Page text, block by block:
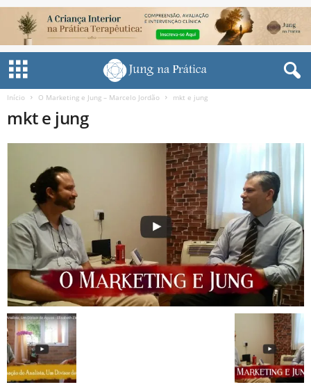
Início O Marketing e Jung – Marcelo Jordão mkt e jung
mkt e jung